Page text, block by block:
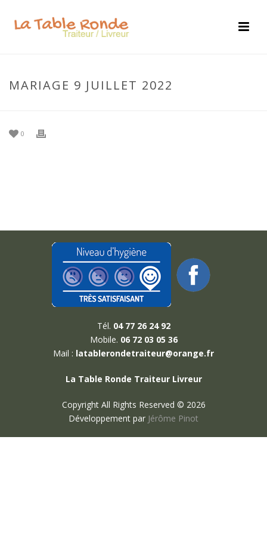
MARIAGE 9 JUILLET 2022
0
Tél. 04 77 26 24 92
Mobile. 06 72 03 05 36
Mail : latablerondetraiteur@orange.fr
La Table Ronde Traiteur Livreur
Copyright All Rights Reserved © 2026
Développement par Jérôme Pinot